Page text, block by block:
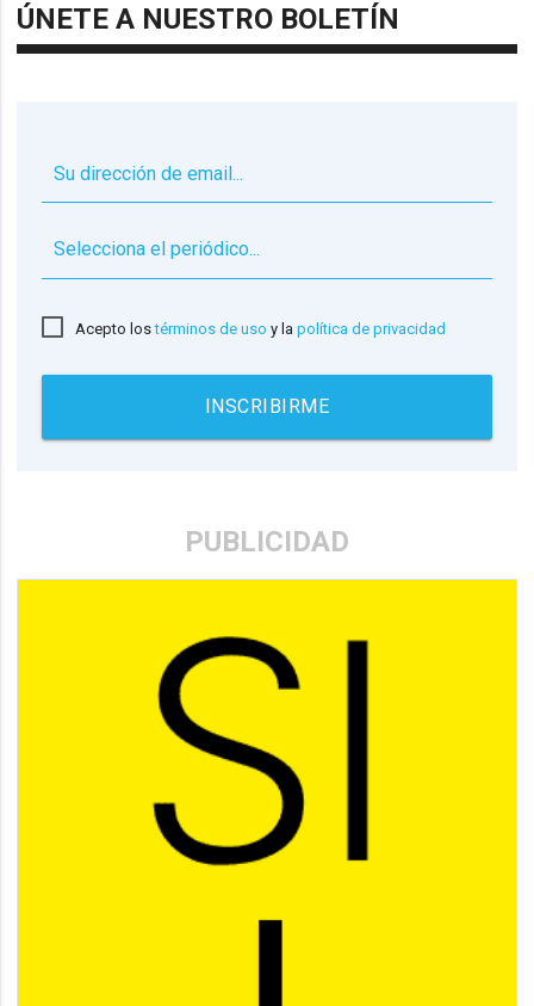
ÚNETE A NUESTRO BOLETÍN
Acepto lostérminos de uso y lapolítica de privacidad
INSCRIBIRME
PUBLICIDAD